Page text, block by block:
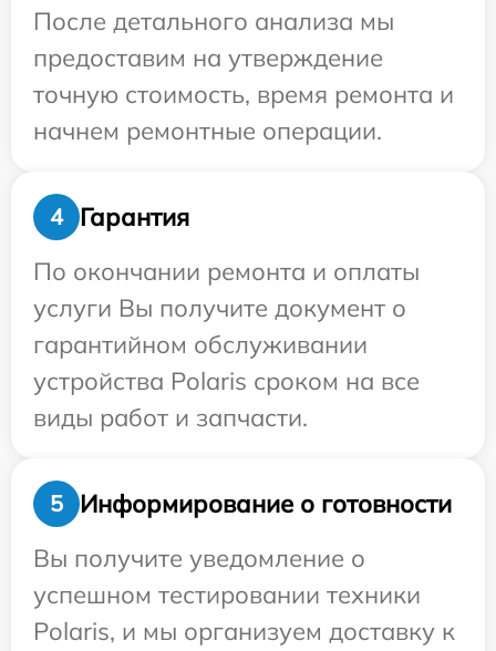
После детального анализа мы
предоставим на утверждение
точную стоимость, время ремонта и
начнем ремонтные операции.
4
Гарантия
По окончании ремонта и оплаты
услуги Вы получите документ о
гарантийном обслуживании
устройства Polaris сроком на все
виды работ и запчасти.
5
Информирование о готовности
Вы получите уведомление о
успешном тестировании техники
Polaris, и мы организуем доставку к